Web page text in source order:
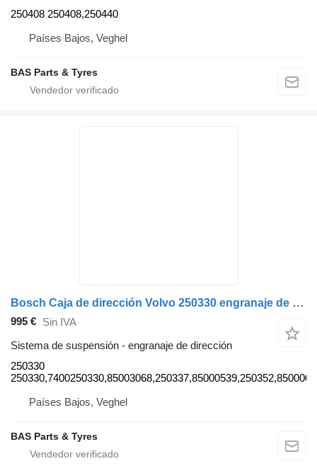
250408 250408,250440
Países Bajos, Veghel
BAS Parts & Tyres
Bosch Caja de dirección Volvo 250330 engranaje de dirección para Bosch camión
995 € Sin IVA
Sistema de suspensión - engranaje de dirección
250330
Países Bajos, Veghel
BAS Parts & Tyres